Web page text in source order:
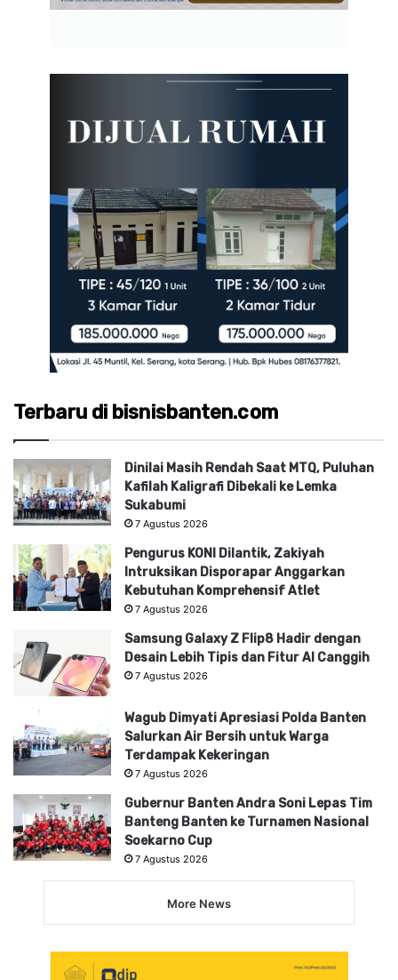
Terbaru di bisnisbanten.com
Dinilai Masih Rendah Saat MTQ, Puluhan
Kafilah Kaligrafi Dibekali ke Lemka
Sukabumi
7 Agustus 2026
Pengurus KONI Dilantik, Zakiyah
Intruksikan Disporapar Anggarkan
Kebutuhan Komprehensif Atlet
7 Agustus 2026
Samsung Galaxy Z Flip8 Hadir dengan
Desain Lebih Tipis dan Fitur AI Canggih
7 Agustus 2026
Wagub Dimyati Apresiasi Polda Banten
Salurkan Air Bersih untuk Warga
Terdampak Kekeringan
7 Agustus 2026
Gubernur Banten Andra Soni Lepas Tim
Banteng Banten ke Turnamen Nasional
Soekarno Cup
7 Agustus 2026
More News